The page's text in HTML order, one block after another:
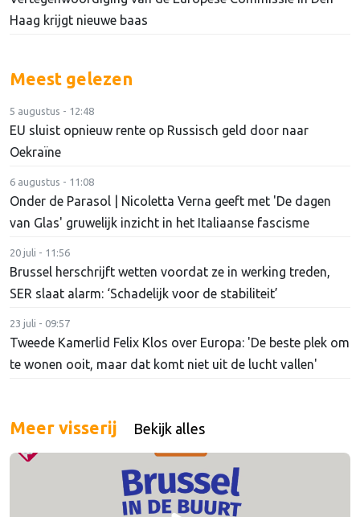
Haag krijgt nieuwe baas
Meest gelezen
5 augustus - 12:48
EU sluist opnieuw rente op Russisch geld door naar
Oekraïne
6 augustus - 11:08
Onder de Parasol | Nicoletta Verna geeft met 'De dagen
van Glas' gruwelijk inzicht in het Italiaanse fascisme
20 juli - 11:56
Brussel herschrijft wetten voordat ze in werking treden,
SER slaat alarm: ‘Schadelijk voor de stabiliteit’
23 juli - 09:57
Tweede Kamerlid Felix Klos over Europa: 'De beste plek om
te wonen ooit, maar dat komt niet uit de lucht vallen'
Meer visserij Bekijk alles